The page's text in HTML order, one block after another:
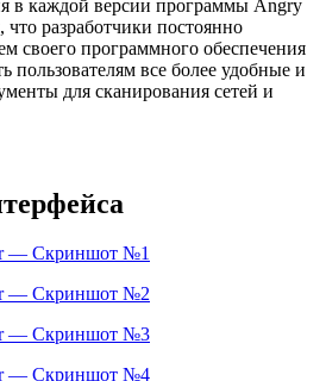
в каждой версии программы Angry
что разработчики постоянно
своего программного обеспечения
пользователям все более удобные и
для сканирования сетей и